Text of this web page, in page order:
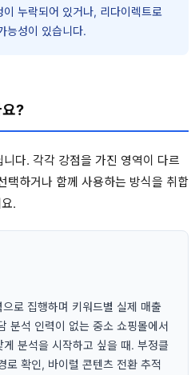
누락되어 있거나, 리다이렉트로
능성이 있습니다.
?
다. 각각 강점을 가진 영역이 다르
택하거나 함께 사용하는 방식을 취합
.
로 집행하며 키워드별 실제 매출
분석 인력이 없는 중소 쇼핑몰에서
분석을 시작하고 싶을 때. 부정클
로 확인, 바이럴 콘텐츠 전환 추적